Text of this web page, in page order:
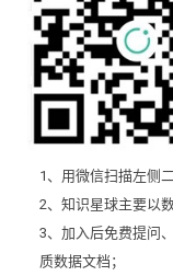
1、用微信扫描左侧二
2、知识星球主要以
3、加入后免费提问
质数据文档；